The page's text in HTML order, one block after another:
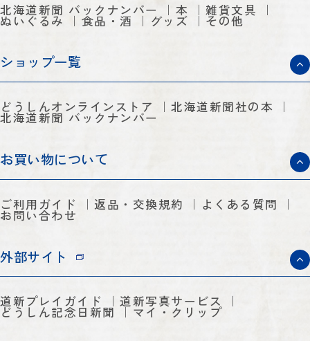
北海道新聞 バックナンバー 本 雑貨文具
ぬいぐるみ 食品・酒 グッズ その他
ショップ一覧
どうしんオンラインストア 北海道新聞社の本
北海道新聞 バックナンバー
お買い物について
ご利用ガイド 返品・交換規約 よくある質問
お問い合わせ
外部サイト
道新プレイガイド 道新写真サービス
どうしん記念日新聞 マイ・クリップ